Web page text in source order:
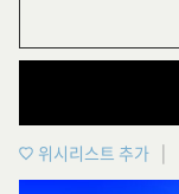
위시리스트 추가